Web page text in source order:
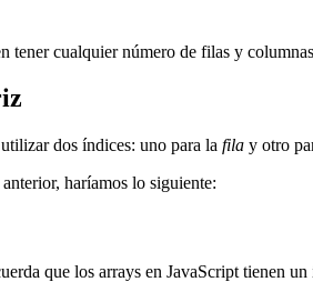
tener cualquier número de filas y
dos índices: uno para la fila y otro
haríamos lo siguiente:
que los arrays en JavaScript tienen